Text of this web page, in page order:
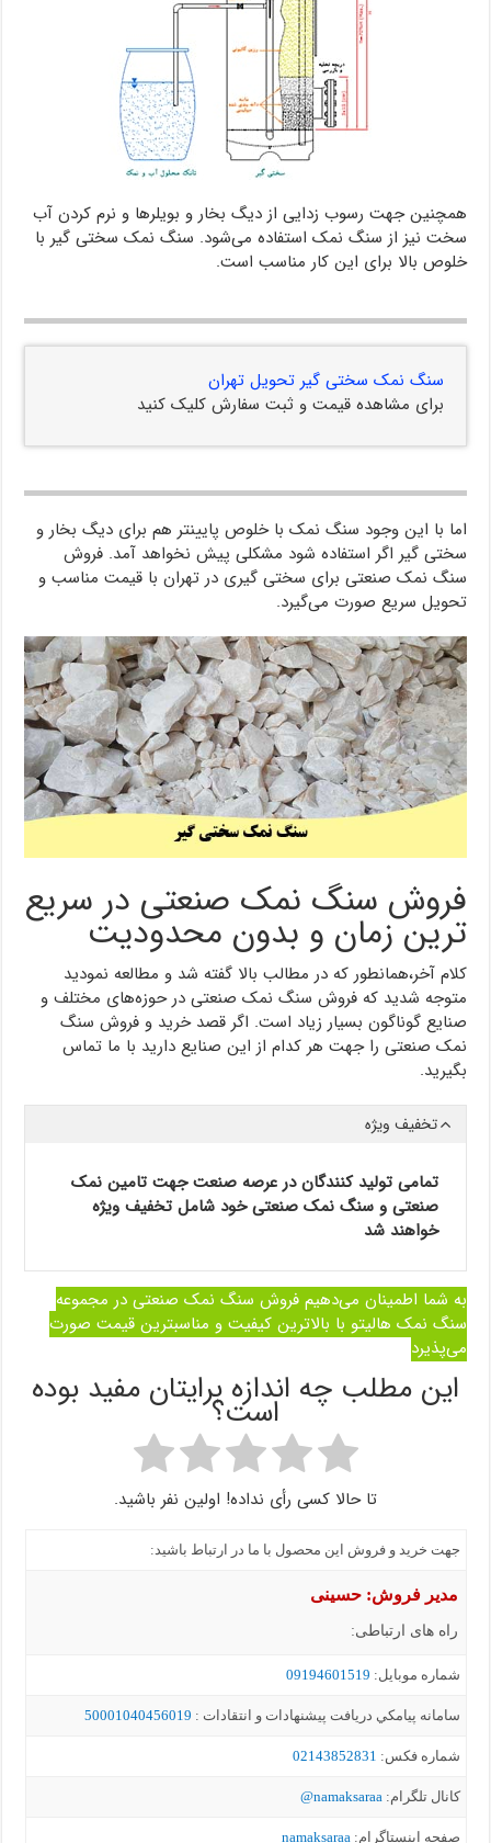
همچنین جهت رسوب زدایی از دیگ بخار و بویلرها و نرم کردن آب
سخت نیز از سنگ نمک استفاده می‌شود. سنگ نمک سختی گیر با
خلوص بالا برای این کار مناسب است.
سنگ نمک سختی گیر تحویل تهران
برای مشاهده قیمت و ثبت سفارش کلیک کنید
اما با این وجود سنگ نمک با خلوص پایینتر هم برای دیگ بخار و
سختی گیر اگر استفاده شود مشکلی پیش نخواهد آمد. فروش
سنگ نمک صنعتی برای سختی گیری در تهران با قیمت مناسب و
تحویل سریع صورت می‌گیرد.
فروش سنگ نمک صنعتی در سریع
ترین زمان و بدون محدودیت
کلام آخر،همانطور که در مطالب بالا گفته شد و مطالعه نمودید
متوجه شدید که فروش سنگ نمک صنعتی در حوزه‌های مختلف و
صنایع گوناگون بسیار زیاد است. اگر قصد خرید و فروش سنگ
نمک صنعتی را جهت هر کدام از این صنایع دارید با ما تماس
بگیرید.
تخفیف ویژه
تمامی تولید کنندگان در عرصه صنعت جهت تامین نمک
صنعتی و سنگ نمک صنعتی خود شامل تخفیف ویژه
خواهند شد
به شما اطمینان می‌دهیم فروش سنگ نمک صنعتی در مجموعه
سنگ نمک هالیتو با بالاترین کیفیت و مناسبترین قیمت صورت
می‌پذیرد
این مطلب چه اندازه برایتان مفید بوده
است؟
تا حالا کسی رأی نداده! اولین نفر باشید.
جهت خرید و فروش این محصول با ما در ارتباط باشید:
مدیر فروش: حسینی
راه های ارتباطی:
شماره موبايل: 09194601519
سامانه پيامکي دریافت پیشنهادات و انتقادات : 50001040456019
شماره فکس: 02143852831
کانال تلگرام:namaksaraa@
صفحه اینستاگرام:namaksaraa